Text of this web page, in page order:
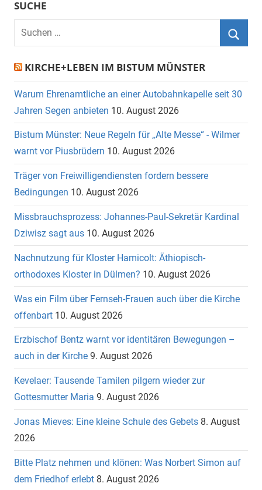
Beiträge
SUCHE
Suchen
nach:
KIRCHE+LEBEN IM BISTUM MÜNSTER
Warum Ehrenamtliche an einer Autobahnkapelle seit 30
Jahren Segen anbieten 10. August 2026
Bistum Münster: Neue Regeln für „Alte Messe“ - Wilmer
warnt vor Piusbrüdern 10. August 2026
Träger von Freiwilligendiensten fordern bessere
Bedingungen 10. August 2026
Missbrauchsprozess: Johannes-Paul-Sekretär Kardinal
Dziwisz sagt aus 10. August 2026
Nachnutzung für Kloster Hamicolt: Äthiopisch-
orthodoxes Kloster in Dülmen? 10. August 2026
Was ein Film über Fernseh-Frauen auch über die Kirche
offenbart 10. August 2026
Erzbischof Bentz warnt vor identitären Bewegungen –
auch in der Kirche 9. August 2026
Kevelaer: Tausende Tamilen pilgern wieder zur
Gottesmutter Maria 9. August 2026
Jonas Mieves: Eine kleine Schule des Gebets 8. August
2026
Bitte Platz nehmen und klönen: Was Norbert Simon auf
dem Friedhof erlebt 8. August 2026